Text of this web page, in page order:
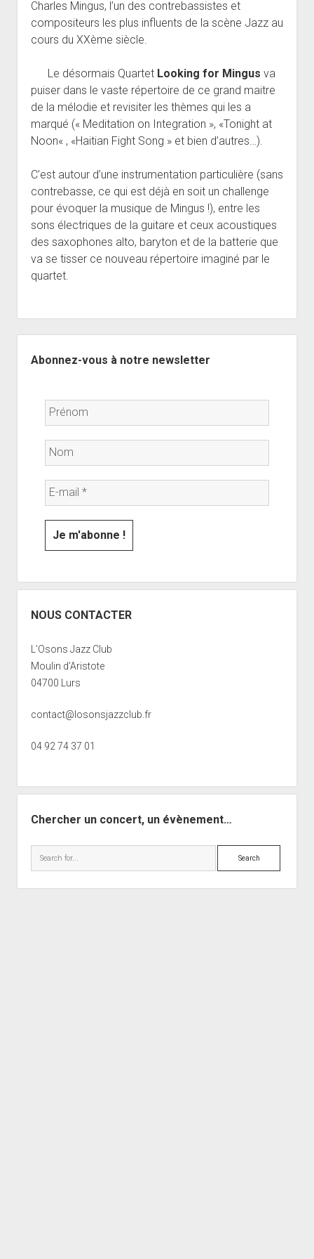
Charles Mingus, l’un des contrebassistes et
compositeurs les plus influents de la scène Jazz au
cours du XXème siècle.
Le désormais Quartet Looking for Mingus va
puiser dans le vaste répertoire de ce grand maitre
de la mélodie et revisiter les thèmes qui les a
marqué (« Meditation on Integration », «Tonight at
Noon« , «Haitian Fight Song » et bien d’autres…).
C’est autour d’une instrumentation particulière (sans
contrebasse, ce qui est déjà en soit un challenge
pour évoquer la musique de Mingus !), entre les
sons électriques de la guitare et ceux acoustiques
des saxophones alto, baryton et de la batterie que
va se tisser ce nouveau répertoire imaginé par le
quartet.
Abonnez-vous à notre newsletter
NOUS CONTACTER
L’Osons Jazz Club
Moulin d’Aristote
04700 Lurs
contact@losonsjazzclub.fr
04 92 74 37 01
Chercher un concert, un évènement…
Search